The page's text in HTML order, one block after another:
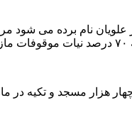
علویان نام برده می
، بیشتر از چهار هزار